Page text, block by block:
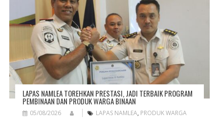
LAPAS NAMLEA TOREHKAN PRESTASI, JADI TERBAIK PROGRAM
PEMBINAAN DAN PRODUK WARGA BINAAN
05/08/2026 LAPAS NAMLEA, PRODUK WARGA